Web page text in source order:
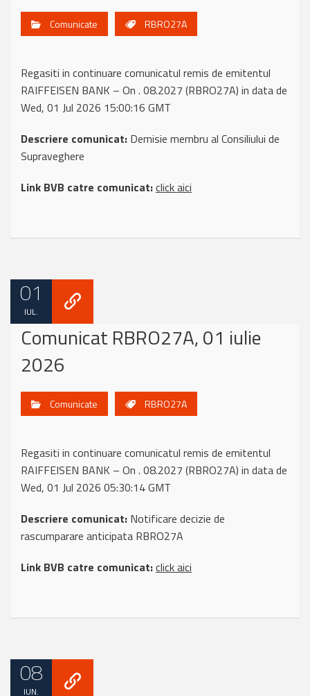
Comunicate RBRO27A
Regasiti in continuare comunicatul remis de emitentul
RAIFFEISEN BANK – On . 08.2027 (RBRO27A) in data de
Wed, 01 Jul 2026 15:00:16 GMT
Descriere comunicat: Demisie membru al Consiliului de
Supraveghere
Link BVB catre comunicat:click aici
01
IUL.
Comunicat RBRO27A, 01 iulie
2026
Comunicate RBRO27A
Regasiti in continuare comunicatul remis de emitentul
RAIFFEISEN BANK – On . 08.2027 (RBRO27A) in data de
Wed, 01 Jul 2026 05:30:14 GMT
Descriere comunicat: Notificare decizie de
rascumparare anticipata RBRO27A
Link BVB catre comunicat:click aici
08
IUN.